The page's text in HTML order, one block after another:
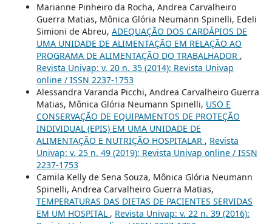
Marianne Pinheiro da Rocha, Andrea Carvalheiro
Guerra Matias, Mônica Glória Neumann Spinelli, Edeli
Simioni de Abreu, ADEQUAÇÃO DOS CARDÁPIOS DE
UMA UNIDADE DE ALIMENTAÇÃO EM RELAÇÃO AO
PROGRAMA DE ALIMENTAÇÃO DO TRABALHADOR ,
Revista Univap: v. 20 n. 35 (2014): Revista Univap
online / ISSN 2237-1753
Alessandra Varanda Picchi, Andrea Carvalheiro Guerra
Matias, Mônica Glória Neumann Spinelli, USO E
CONSERVAÇÃO DE EQUIPAMENTOS DE PROTEÇÃO
INDIVIDUAL (EPIS) EM UMA UNIDADE DE
ALIMENTAÇÃO E NUTRIÇÃO HOSPITALAR , Revista
Univap: v. 25 n. 49 (2019): Revista Univap online / ISSN
2237-1753
Camila Kelly de Sena Souza, Mônica Glória Neumann
Spinelli, Andrea Carvalheiro Guerra Matias,
TEMPERATURAS DAS DIETAS DE PACIENTES SERVIDAS
EM UM HOSPITAL , Revista Univap: v. 22 n. 39 (2016):